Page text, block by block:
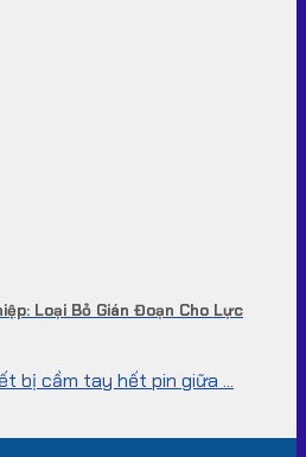
Loại Bỏ Gián Đoạn Cho Lực
bị cầm tay hết pin giữa ...